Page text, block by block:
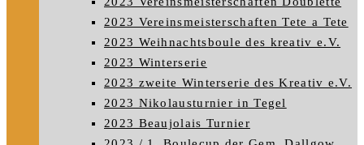
2023 Vereinsmeisterschaften Tete a Tete
2023 Weihnachtsboule des kreativ e.V.
2023 Winterserie
2023 zweite Winterserie des Kreativ e.V.
2023 Nikolausturnier in Tegel
2023 Beaujolais Turnier